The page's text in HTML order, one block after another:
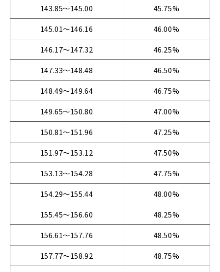
143.85～145.00
45.75%
145.01～146.16
46.00%
146.17～147.32
46.25%
147.33～148.48
46.50%
148.49～149.64
46.75%
149.65～150.80
47.00%
150.81～151.96
47.25%
151.97～153.12
47.50%
153.13～154.28
47.75%
154.29～155.44
48.00%
155.45～156.60
48.25%
156.61～157.76
48.50%
157.77～158.92
48.75%